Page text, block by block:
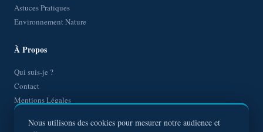
Astuces Pratiques
Environnement Nature
À Propos
Qui suis-je ?
Contact
Mentions Légales
Plan de site
Nous utilisons des cookies pour mesurer notre audience et